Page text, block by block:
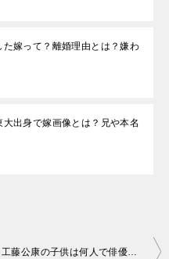
嫁って？離婚理由とは？嫌わ
出身で嫁画像とは？兄や本名
工藤公康の子供は何人で俳優も？嫁はどんな人？監督の年俸はいくら？